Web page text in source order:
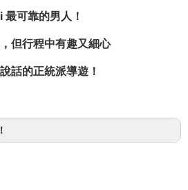
瀑布」SUP或獨木舟＆
最可靠的男人！
但行程中有趣又細心
話的正統派導遊！